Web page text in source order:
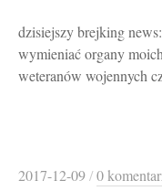
dzisiejszy brejking
wymieniać organy
weteranów wojennych
2017-12-09/0